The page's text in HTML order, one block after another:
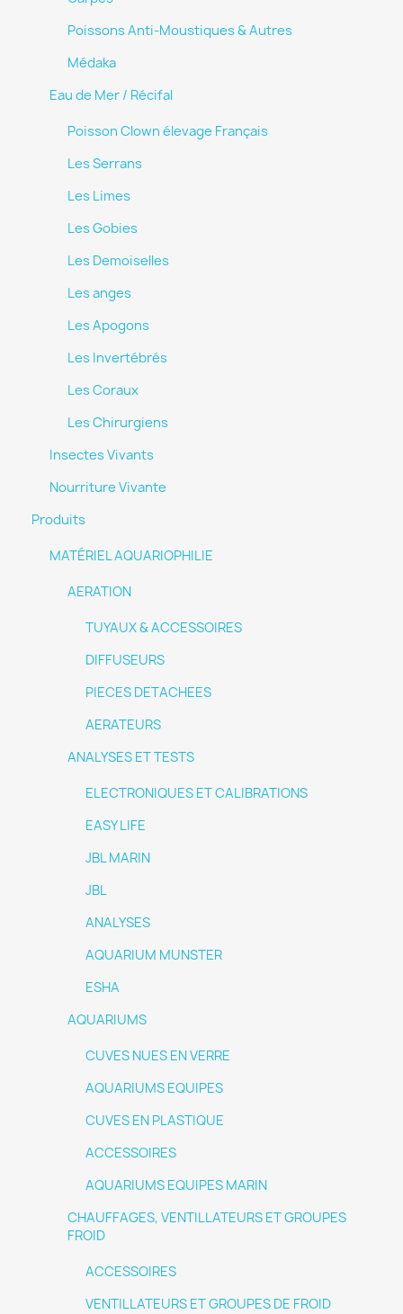
Poissons Anti-Moustiques & Autres
Médaka
Eau de Mer / Récifal
Poisson Clown élevage Français
Les Serrans
Les Limes
Les Gobies
Les Demoiselles
Les anges
Les Apogons
Les Invertébrés
Les Coraux
Les Chirurgiens
Insectes Vivants
Nourriture Vivante
Produits
MATÉRIEL AQUARIOPHILIE
AERATION
TUYAUX & ACCESSOIRES
DIFFUSEURS
PIECES DETACHEES
AERATEURS
ANALYSES ET TESTS
ELECTRONIQUES ET CALIBRATIONS
EASY LIFE
JBL MARIN
JBL
ANALYSES
AQUARIUM MUNSTER
ESHA
AQUARIUMS
CUVES NUES EN VERRE
AQUARIUMS EQUIPES
CUVES EN PLASTIQUE
ACCESSOIRES
AQUARIUMS EQUIPES MARIN
CHAUFFAGES, VENTILLATEURS ET GROUPES
FROID
ACCESSOIRES
VENTILLATEURS ET GROUPES DE FROID